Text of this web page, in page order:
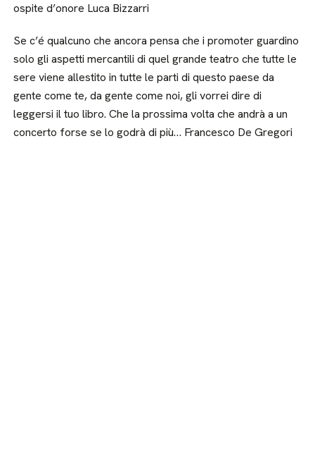
ospite d’onore Luca Bizzarri
Se c’é qualcuno che ancora pensa che i promoter guardino
solo gli aspetti mercantili di quel grande teatro che tutte le
sere viene allestito in tutte le parti di questo paese da
gente come te, da gente come noi, gli vorrei dire di
leggersi il tuo libro. Che la prossima volta che andrà a un
concerto forse se lo godrà di più… Francesco De Gregori